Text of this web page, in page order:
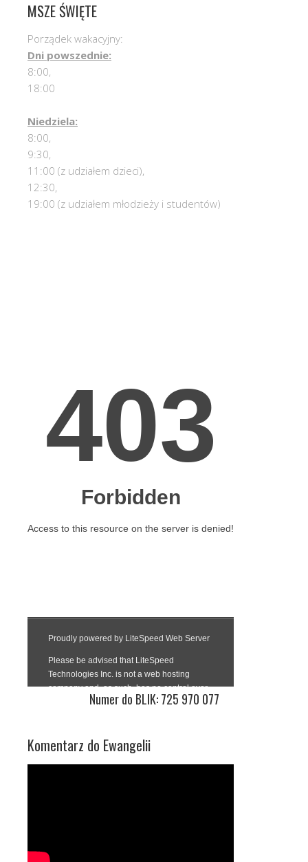
MSZE ŚWIĘTE
Porządek wakacyjny:
Dni powszednie:
8:00,
18:00
Niedziela:
8:00,
9:30,
11:00 (z udziałem dzieci),
12:30,
19:00 (z udziałem młodzieży i studentów)
Numer do BLIK: 725 970 077
Komentarz do Ewangelii